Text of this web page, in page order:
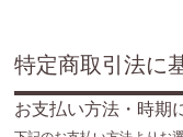
特定商取引法に
お支払い方法・時期